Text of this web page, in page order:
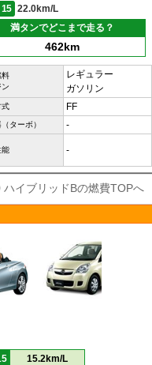
22.0km/L
満タンでどこまで走る？
462km
料
レギュラー
ガソリン
式 FF
ターボ） -
能 -
イブリッドBの燃費TOPへ
15.2km/L